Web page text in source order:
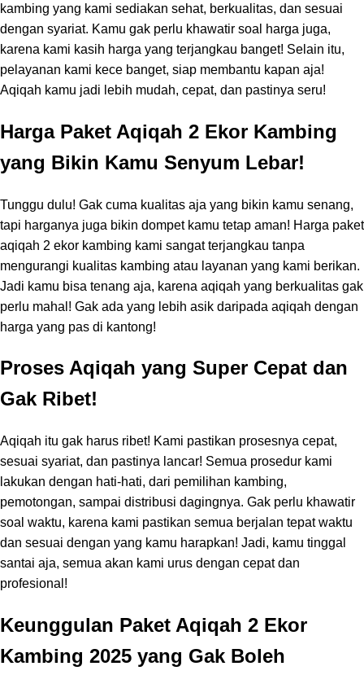
kambing yang kami sediakan sehat, berkualitas, dan sesuai
dengan syariat. Kamu gak perlu khawatir soal harga juga,
karena kami kasih harga yang terjangkau banget! Selain itu,
pelayanan kami kece banget, siap membantu kapan aja!
Aqiqah kamu jadi lebih mudah, cepat, dan pastinya seru!
Harga Paket Aqiqah 2 Ekor Kambing
yang Bikin Kamu Senyum Lebar!
Tunggu dulu! Gak cuma kualitas aja yang bikin kamu senang,
tapi harganya juga bikin dompet kamu tetap aman! Harga paket
aqiqah 2 ekor kambing kami sangat terjangkau tanpa
mengurangi kualitas kambing atau layanan yang kami berikan.
Jadi kamu bisa tenang aja, karena aqiqah yang berkualitas gak
perlu mahal! Gak ada yang lebih asik daripada aqiqah dengan
harga yang pas di kantong!
Proses Aqiqah yang Super Cepat dan
Gak Ribet!
Aqiqah itu gak harus ribet! Kami pastikan prosesnya cepat,
sesuai syariat, dan pastinya lancar! Semua prosedur kami
lakukan dengan hati-hati, dari pemilihan kambing,
pemotongan, sampai distribusi dagingnya. Gak perlu khawatir
soal waktu, karena kami pastikan semua berjalan tepat waktu
dan sesuai dengan yang kamu harapkan! Jadi, kamu tinggal
santai aja, semua akan kami urus dengan cepat dan
profesional!
Keunggulan Paket Aqiqah 2 Ekor
Kambing 2025 yang Gak Boleh